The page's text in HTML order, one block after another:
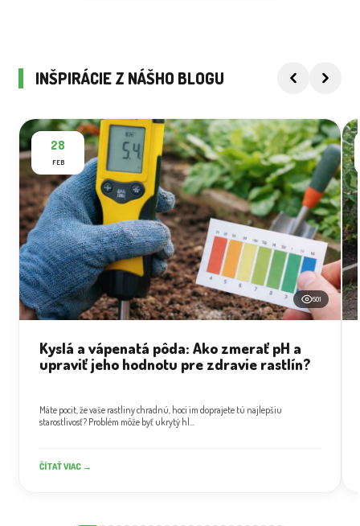
INŠPIRÁCIE Z NÁŠHO BLOGU
28
FEB
501
Kyslá a vápenatá pôda: Ako zmerať pH a
upraviť jeho hodnotu pre zdravie rastlín?
Máte pocit, že vaše rastliny chradnú, hoci im doprajete tú najlepšiu
starostlivosť? Problém môže byť ukrytý hl...
ČÍTAŤ VIAC →